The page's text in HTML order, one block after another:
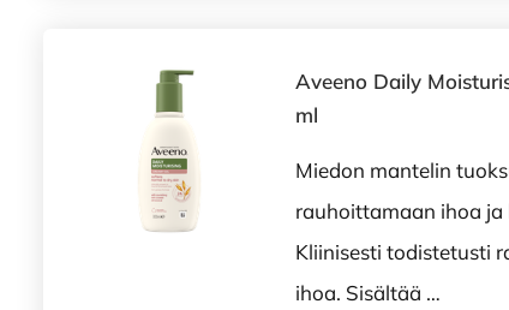
Aveeno Daily
ml
Miedon mantelin
rauhoittamaan ihoa
Kliinisesti todistetusti
ihoa. Sisältää …